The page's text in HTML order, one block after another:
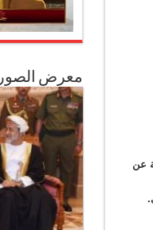
عن
.
معرض الصور